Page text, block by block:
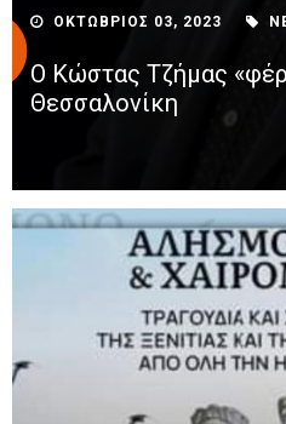
ΟΚΤΩΒΡΙΟΣ 03, 2023
Ο Κώστας Τζήμας
Θεσσαλονίκη